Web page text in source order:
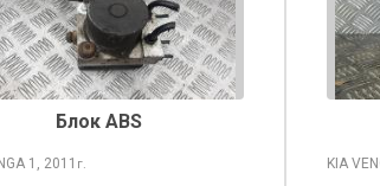
Блок ABS
1, 2011 г. KIA